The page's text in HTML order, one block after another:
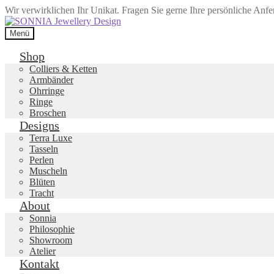
Wir verwirklichen Ihr Unikat. Fragen Sie gerne Ihre persönliche
Zur
Navigation
springen
Zum
Inhalt
springen
Menü
Shop
Colliers & Ketten
Armbänder
Ohrringe
Ringe
Broschen
Designs
Terra Luxe
Tasseln
Perlen
Muscheln
Blüten
Tracht
About
Sonnia
Philosophie
Showroom
Atelier
Kontakt